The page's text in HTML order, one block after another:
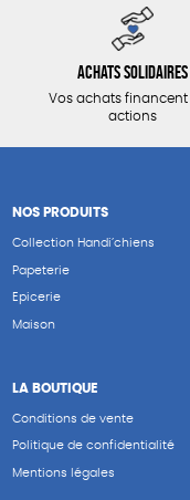
Achats solidaires
Vos achats financent
actions
NOS PRODUITS
Collection Handi’chiens
Papeterie
Epicerie
Maison
LA BOUTIQUE
Conditions de vente
Politique de confidentialité
Mentions légales